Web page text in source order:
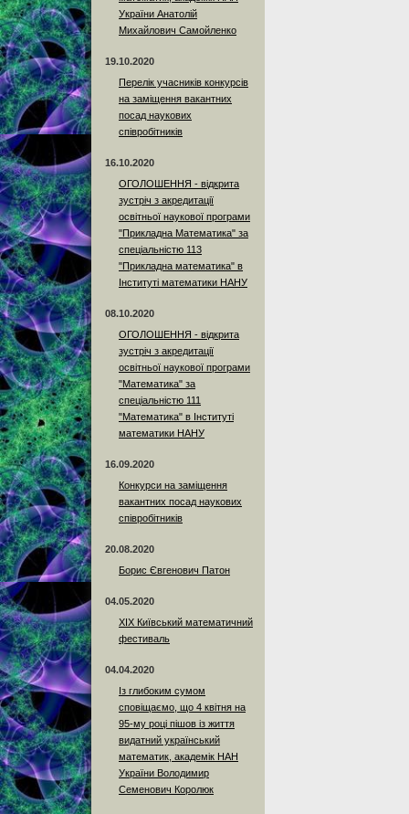
України Анатолій
Михайлович Самойленко
19.10.2020
Перелік учасників конкурсів
на заміщення вакантних
посад наукових
співробітників
16.10.2020
ОГОЛОШЕННЯ - відкрита
зустріч з акредитації
освітньої наукової програми
"Прикладна Математика" за
спеціальністю 113
"Прикладна математика" в
Інституті математики НАНУ
08.10.2020
ОГОЛОШЕННЯ - відкрита
зустріч з акредитації
освітньої наукової програми
"Математика" за
спеціальністю 111
"Математика" в Інституті
математики НАНУ
16.09.2020
Конкурси на заміщення
вакантних посад наукових
співробітників
20.08.2020
Борис Євгенович Патон
04.05.2020
XIX Київський математичний
фестиваль
04.04.2020
Із глибоким сумом
сповіщаємо, що 4 квітня на
95-му році пішов із життя
видатний український
математик, академік НАН
України Володимир
Семенович Королюк